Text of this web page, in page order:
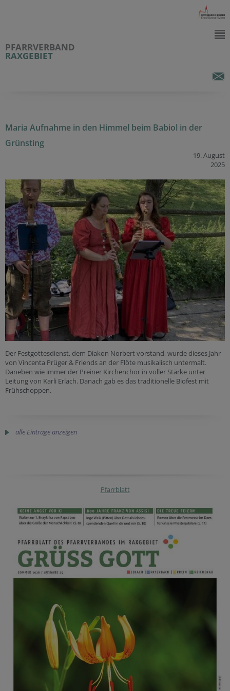
PFARRVERBAND
RAXGEBIET
Maria Aufnahme in den Himmel beim Babiol in der
Grünsting
19. August
2025
Der Festgottesdienst, dem Diakon Norbert vorstand, wurde dieses Jahr
von Vincenta Prüger & Friends an der Flöte musikalisch untermalt.
Daneben wie immer der Preiner Kirchenchor in voller Stärke unter
Leitung von Karli Erlach. Danach gab es das traditionelle Biofest mit
Frühschoppen.
alle Einträge anzeigen
Pfarrblatt